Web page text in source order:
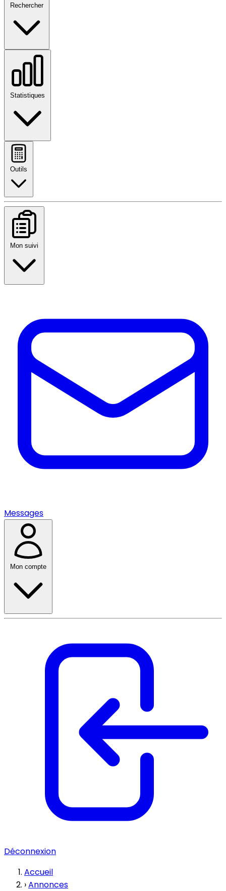
Rechercher
Statistiques
Outils
Mon suivi
Messages
Mon compte
Déconnexion
Accueil
›Annonces